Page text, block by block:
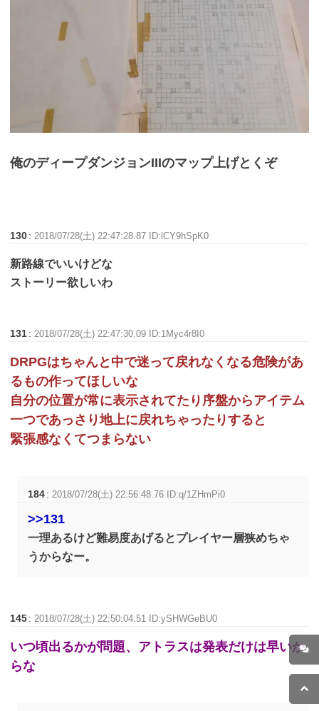
俺のディープダンジョンIIIのマップ上げとくぞ
130 :2018/07/28(土) 22:47:28.87 ID:lCY9hSpK0
新路線でいいけどな
ストーリー欲しいわ
131 :2018/07/28(土) 22:47:30.09 ID:1Myc4r8I0
DRPGはちゃんと中で迷って戻れなくなる危険があ
るもの作ってほしいな
自分の位置が常に表示されてたり序盤からアイテム
一つであっさり地上に戻れちゃったりすると
緊張感なくてつまらない
184 :2018/07/28(土) 22:56:48.76 ID:q/1ZHmPi0
>>131
一理あるけど難易度あげるとプレイヤー層狭めちゃ
うからなー。
145 :2018/07/28(土) 22:50:04.51 ID:ySHWGeBU0
いつ頃出るかが問題、アトラスは発表だけは早いか
らな